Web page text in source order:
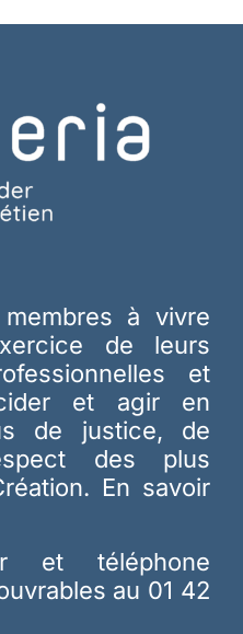
à vivre
de leurs
et
et agir en
de justice, de
des plus
En savoir
et téléphone
au 01 42